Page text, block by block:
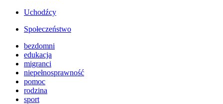
Uchodźcy
Społeczeństwo
bezdomni
edukacja
migranci
niepełnosprawność
pomoc
rodzina
sport